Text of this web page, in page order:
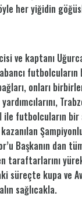
her yiğidin
ve kaptanı
futbolcuların
onları
ile futbolcuların
Başkanın dan
taraftarlarını
süreçte kupa ve
sağlıcakla.